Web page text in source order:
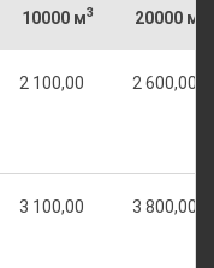
10000 м3
20000 м
2 100,00 2 600,00
3 100,00 3 800,00